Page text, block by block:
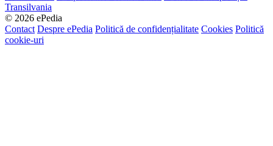
Transilvania
© 2026 ePedia
Contact Despre ePedia Politică de confidențialitate Cookies Politică
cookie-uri